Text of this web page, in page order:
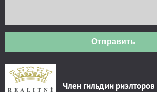
Отправить
Член гильдии